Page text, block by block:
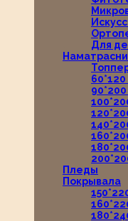
Для
60*120
Пледы
Покрывала